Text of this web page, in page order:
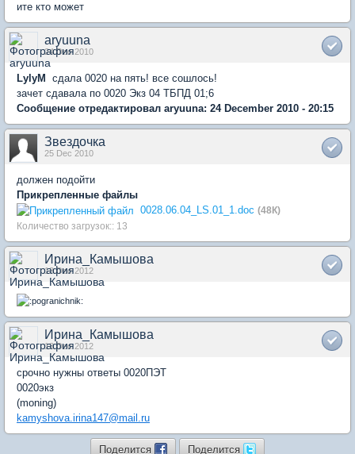
ите кто может
aryuuna
24 Dec 2010
LylyM
сдала 0020 на пять! все сошлось!
зачет сдавала по 0020 Экз 04 ТБПД 01;6
Сообщение отредактировал aryuuna: 24 December 2010 - 20:15
Звездочка
25 Dec 2010
должен подойти
Прикрепленные файлы
0028.06.04_LS.01_1.doc (48К)
Количество загрузок:: 13
Ирина_Камышова
13 Dec 2012
Ирина_Камышова
13 Dec 2012
срочно нужны ответы 0020ПЭТ
0020экз
(moning)
kamyshova.irina147@mail.ru
Поделится Поделится